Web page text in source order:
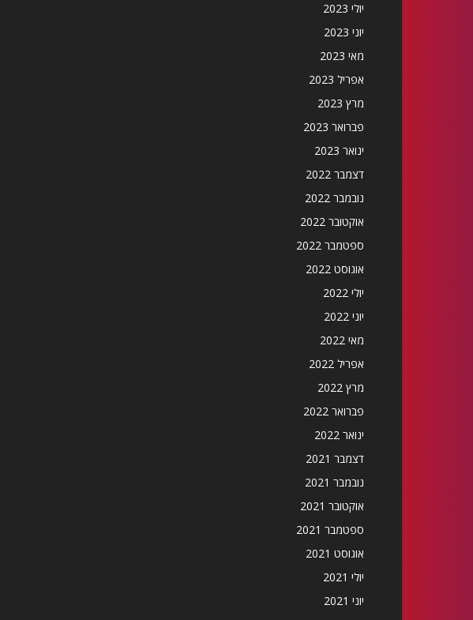
יולי 2023
יוני 2023
מאי 2023
אפריל 2023
מרץ 2023
פברואר 2023
ינואר 2023
דצמבר 2022
נובמבר 2022
אוקטובר 2022
ספטמבר 2022
אוגוסט 2022
יולי 2022
יוני 2022
מאי 2022
אפריל 2022
מרץ 2022
פברואר 2022
ינואר 2022
דצמבר 2021
נובמבר 2021
אוקטובר 2021
ספטמבר 2021
אוגוסט 2021
יולי 2021
יוני 2021